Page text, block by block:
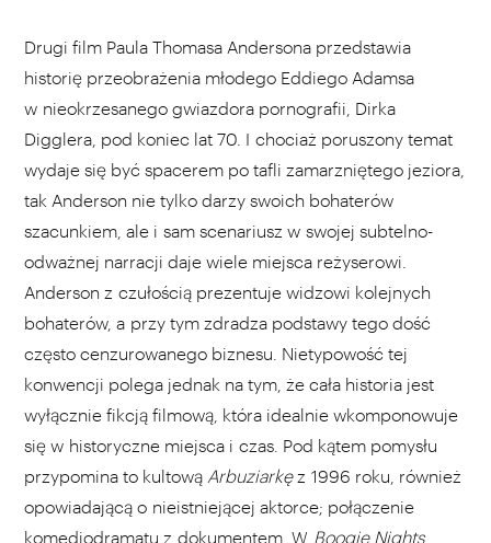
Drugi film Paula Thomasa Andersona przedstawia
historię przeobrażenia młodego Eddiego Adamsa
w nieokrzesanego gwiazdora pornografii, Dirka
Digglera, pod koniec lat 70. I chociaż poruszony temat
wydaje się być spacerem po tafli zamarzniętego jeziora,
tak Anderson nie tylko darzy swoich bohaterów
szacunkiem, ale i sam scenariusz w swojej subtelno-
odważnej narracji daje wiele miejsca reżyserowi.
Anderson z czułością prezentuje widzowi kolejnych
bohaterów, a przy tym zdradza podstawy tego dość
często cenzurowanego biznesu. Nietypowość tej
konwencji polega jednak na tym, że cała historia jest
wyłącznie fikcją filmową, która idealnie wkomponowuje
się w historyczne miejsca i czas. Pod kątem pomysłu
przypomina to kultową Arbuziarkęz 1996 roku, również
opowiadającą o nieistniejącej aktorce; połączenie
komediodramatu z dokumentem. W Boogie Nights